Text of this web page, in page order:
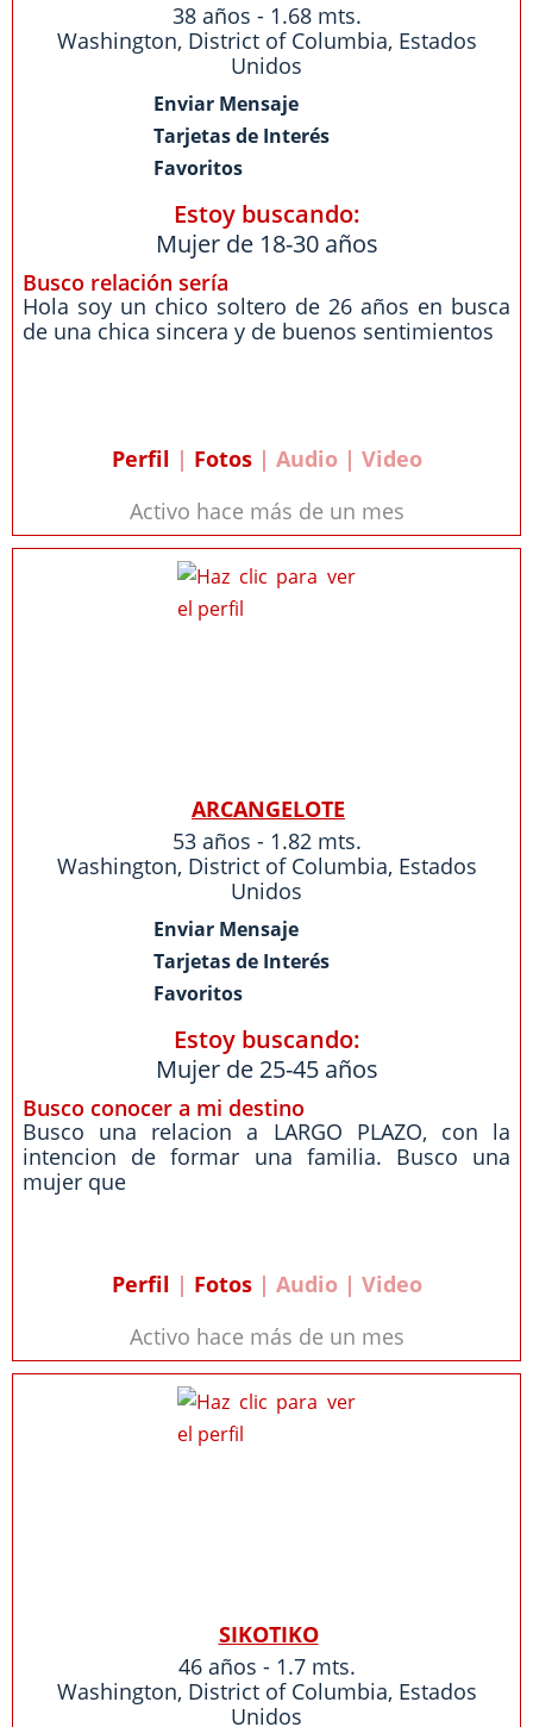
38 años - 1.68 mts.
Washington, District of Columbia, Estados
Unidos
Enviar Mensaje
Tarjetas de Interés
Favoritos
Estoy buscando:
Mujer de 18-30 años
Busco relación sería
Hola soy un chico soltero de 26 años en busca
de una chica sincera y de buenos sentimientos
Perfil | Fotos| Audio | Video
Activo hace más de un mes
ARCANGELOTE
53 años - 1.82 mts.
Washington, District of Columbia, Estados
Unidos
Enviar Mensaje
Tarjetas de Interés
Favoritos
Estoy buscando:
Mujer de 25-45 años
Busco conocer a mi destino
Busco una relacion a LARGO PLAZO, con la
intencion de formar una familia. Busco una
mujer que
Perfil | Fotos| Audio | Video
Activo hace más de un mes
SIKOTIKO
46 años - 1.7 mts.
Washington, District of Columbia, Estados
Unidos